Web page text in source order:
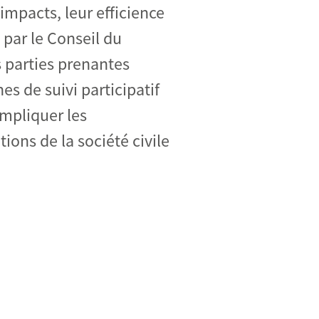
leur efficience
le Conseil du
prenantes
de suivi participatif
les
de la société civile